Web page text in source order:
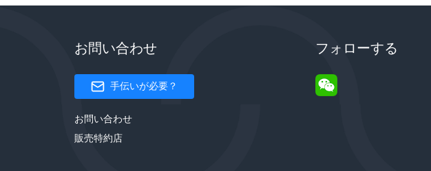
お問い合わせ
手伝いが必要？
お問い合わせ
販売特約店
フォローする